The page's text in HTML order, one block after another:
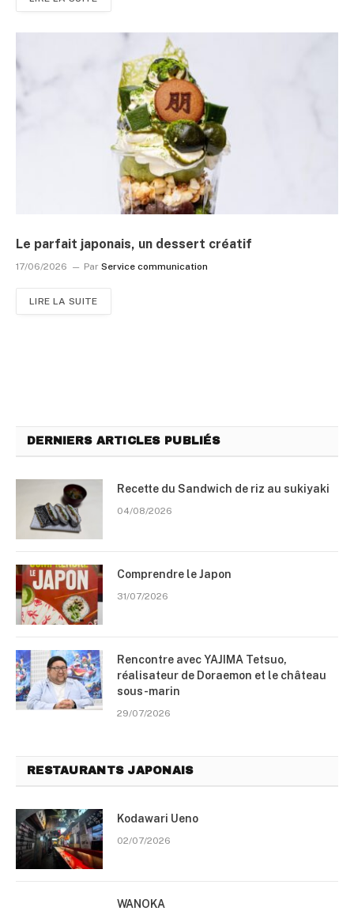
Le parfait japonais, un dessert créatif
17/06/2026 Par Service communication
LIRE LA SUITE
DERNIERS ARTICLES PUBLIÉS
Recette du Sandwich de riz au sukiyaki
04/08/2026
Comprendre le Japon
31/07/2026
Rencontre avec YAJIMA Tetsuo,
réalisateur de Doraemon et le château
sous-marin
29/07/2026
RESTAURANTS JAPONAIS
Kodawari Ueno
02/07/2026
WANOKA